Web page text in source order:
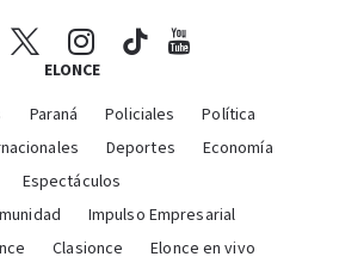
ELONCE
Paraná Policiales
Política
Deportes
Economía
Espectáculos
Impulso Empresarial
Clasionce
Elonce en vivo